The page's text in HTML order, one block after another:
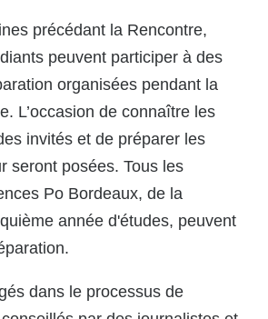
précédant la Rencontre,
peuvent participer à des
organisées pendant la
L’occasion de connaître les
invités et de préparer les
seront posées. Tous les
Po Bordeaux, de la
année d'études, peuvent
dans le processus de